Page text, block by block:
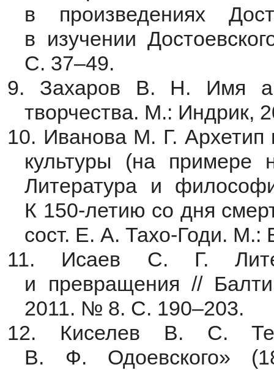
в произведениях
в изучении
С. 37–49.
9. Захаров В. Н. Имя
творчества. М.: Индрик,
10. Иванова М. Г. Архетип
культуры (на примере
Литература и
К 150-летию со дня
сост. Е. А. Тахо-Годи.
11. Исаев С. Г.
и превращения //
2011. № 8. С. 190–203.
12. Киселев В. С.
В. Ф. Одоевского»